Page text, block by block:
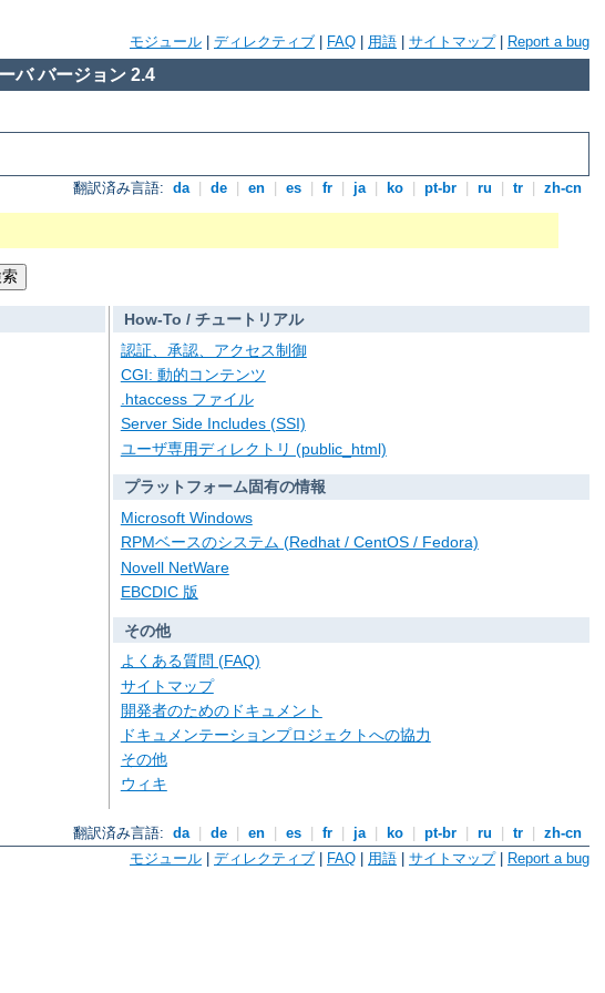
モジュール ディレクティブ FAQ 用語 サイトマップ| Report a bug
バ バージョン 2.4
翻訳済み言語: da de en es fr ja ko pt-br ru tr zh-cn
How-To / チュートリアル
認証、承認、アクセス制御
CGI: 動的コンテンツ
.htaccess ファイル
Server Side Includes (SSI)
ユーザ専用ディレクトリ (public_html)
プラットフォーム固有の情報
Microsoft Windows
RPMベースのシステム (Redhat / CentOS / Fedora)
Novell NetWare
EBCDIC 版
その他
よくある質問 (FAQ)
サイトマップ
開発者のためのドキュメント
ドキュメンテーションプロジェクトへの協力
その他
ウィキ
翻訳済み言語: da de en es fr ja ko pt-br ru tr
zh-cn
モジュール | ディレクティブ | FAQ | 用語 | サイトマップ| Report a bug